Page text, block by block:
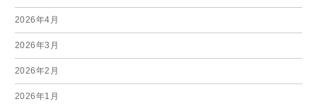
2026年4月
2026年3月
2026年2月
2026年1月